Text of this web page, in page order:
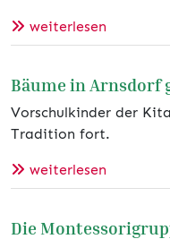
weiterlesen
Bäume in Arnsdorf
Vorschulkinder der
Tradition fort.
weiterlesen
Die